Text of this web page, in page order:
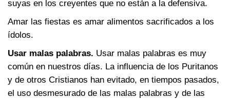
suyas en los creyentes que no están a la defensiva.
Amar las fiestas es amar alimentos sacrificados a los
ídolos.
Usar malas palabras. Usar malas palabras es muy
común en nuestros días. La influencia de los Puritanos
y de otros Cristianos han evitado, en tiempos pasados,
el uso desmesurado de las malas palabras y de las